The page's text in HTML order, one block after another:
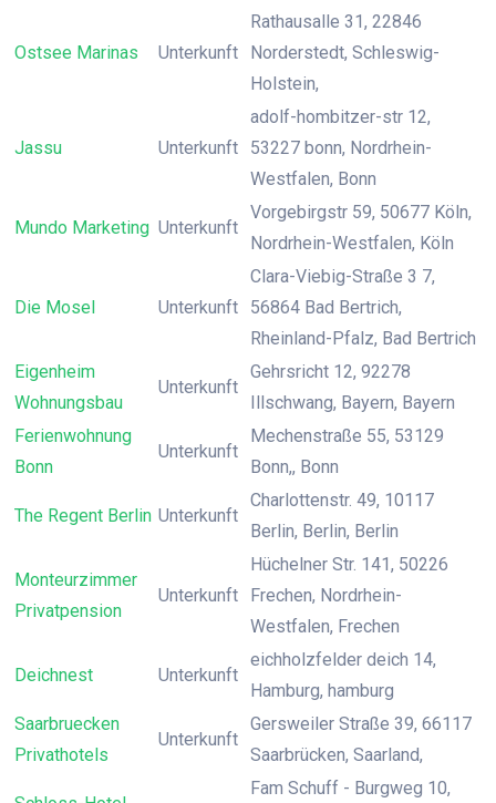
Ostsee Marinas Unterkunft
Rathausalle 31, 22846
Norderstedt, Schleswig-
Holstein,
Jassu Unterkunft
adolf-hombitzer-str 12,
53227 bonn, Nordrhein-
Westfalen, Bonn
Mundo Marketing Unterkunft
Vorgebirgstr 59, 50677 Köln,
Nordrhein-Westfalen, Köln
Die Mosel Unterkunft
Clara-Viebig-Straße 3 7,
56864 Bad Bertrich,
Rheinland-Pfalz, Bad Bertrich
Eigenheim
Wohnungsbau
Unterkunft
Gehrsricht 12, 92278
Illschwang, Bayern, Bayern
Ferienwohnung
Bonn
Unterkunft
Mechenstraße 55, 53129
Bonn,, Bonn
The Regent Berlin Unterkunft
Charlottenstr. 49, 10117
Berlin, Berlin, Berlin
Monteurzimmer
Privatpension
Unterkunft
Hüchelner Str. 141, 50226
Frechen, Nordrhein-
Westfalen, Frechen
Deichnest Unterkunft
eichholzfelder deich 14,
Hamburg, hamburg
Saarbruecken
Privathotels
Unterkunft
Gersweiler Straße 39, 66117
Saarbrücken, Saarland,
Fam Schuff - Burgweg 10,